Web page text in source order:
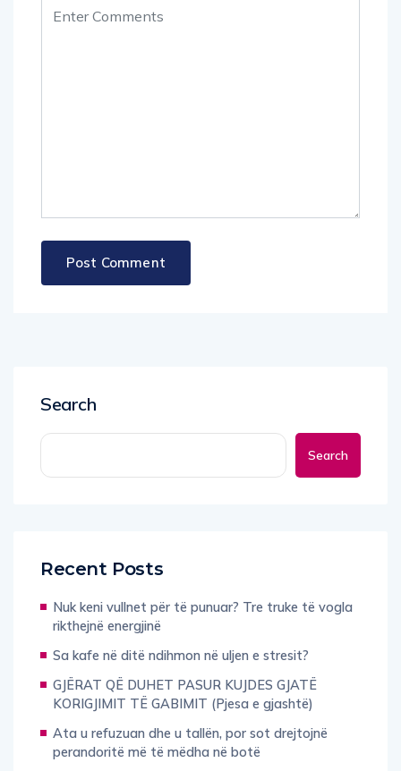
Search
Search
Recent Posts
Nuk keni vullnet për të punuar? Tre truke të vogla
rikthejnë energjinë
Sa kafe në ditë ndihmon në uljen e stresit?
GJËRAT QË DUHET PASUR KUJDES GJATË
KORIGJIMIT TË GABIMIT (Pjesa e gjashtë)
Ata u refuzuan dhe u tallën, por sot drejtojnë
perandoritë më të mëdha në botë